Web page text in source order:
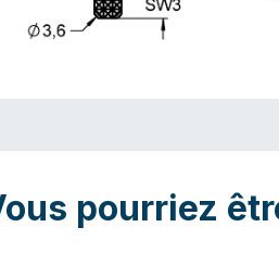
pourriez